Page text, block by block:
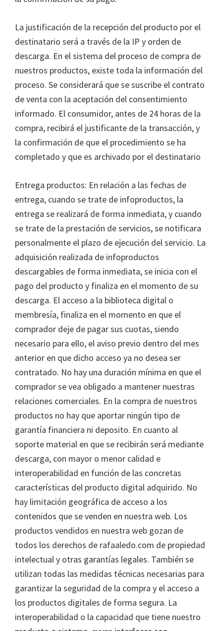
La justificación de la recepción del producto por el
destinatario será a través de la IP y orden de
descarga. En el sistema del proceso de compra de
nuestros productos, existe toda la información del
proceso. Se considerará que se suscribe el contrato
de venta con la aceptación del consentimiento
informado. El consumidor, antes de 24 horas de la
compra, recibirá el justificante de la transacción, y
la confirmación de que el procedimiento se ha
completado y que es archivado por el destinatario
Entrega productos: En relación a las fechas de
entrega, cuando se trate de infoproductos, la
entrega se realizará de forma inmediata, y cuando
se trate de la prestación de servicios, se notificara
personalmente el plazo de ejecución del servicio. La
adquisición realizada de infoproductos
descargables de forma inmediata, se inicia con el
pago del producto y finaliza en el momento de su
descarga. El acceso a la biblioteca digital o
membresía, finaliza en el momento en que el
comprador deje de pagar sus cuotas, siendo
necesario para ello, el aviso previo dentro del mes
anterior en que dicho acceso ya no desea ser
contratado. No hay una duración mínima en que el
comprador se vea obligado a mantener nuestras
relaciones comerciales. En la compra de nuestros
productos no hay que aportar ningún tipo de
garantía financiera ni deposito. En cuanto al
soporte material en que se recibirán será mediante
descarga, con mayor o menor calidad e
interoperabilidad en función de las concretas
características del producto digital adquirido. No
hay limitación geográfica de acceso a los
contenidos que se venden en nuestra web. Los
productos vendidos en nuestra web gozan de
todos los derechos de rafaaledo.com de propiedad
intelectual y otras garantías legales. También se
utilizan todas las medidas técnicas necesarias para
garantizar la seguridad de la compra y el acceso a
los productos digitales de forma segura. La
interoperabilidad o la capacidad que tiene nuestro